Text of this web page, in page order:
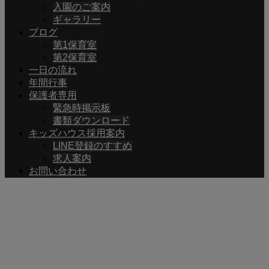
入園のご案内
ギャラリー
ブログ
第1保育室
第2保育室
一日の流れ
年間行事
保護者専用
緊急時掲示板
書類ダウンロード
キッズハウス採用案内
LINE登録のすすめ
求人案内
お問い合わせ